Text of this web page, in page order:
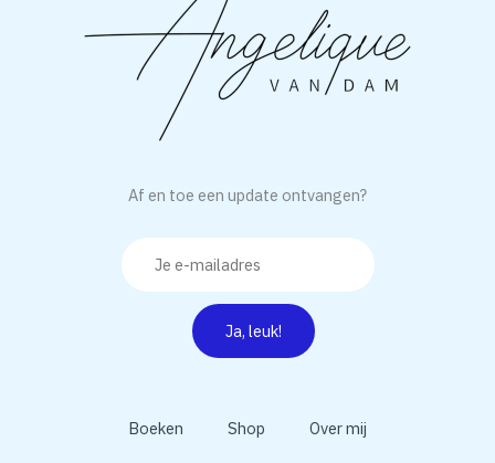
Af en toe een update ontvangen?
Boeken Shop Over mij